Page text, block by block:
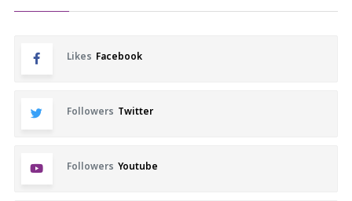
Likes Facebook
Followers Twitter
Followers Youtube